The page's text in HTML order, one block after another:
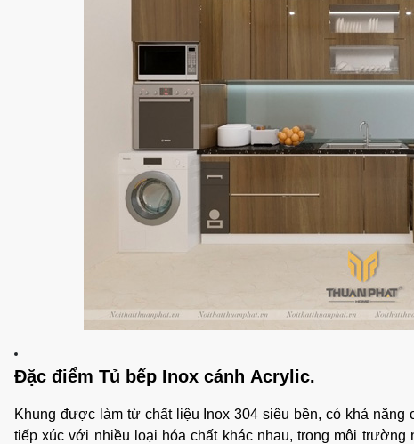
Đặc điểm Tủ bếp Inox cánh Acrylic.
Khung được làm từ chất liệu Inox 304 siêu bền, có khả
tiếp xúc với nhiều loại hóa chất khác nhau, trong môi